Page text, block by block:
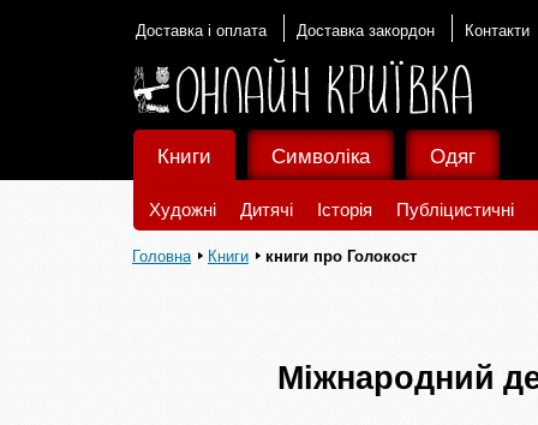
Доставка і оплата Доставка закордон Контакти
Книги
Художні Дитячі Історія Публіцистичні
Символіка Одяг
Головна Книги книги про Голокост
Міжнародний